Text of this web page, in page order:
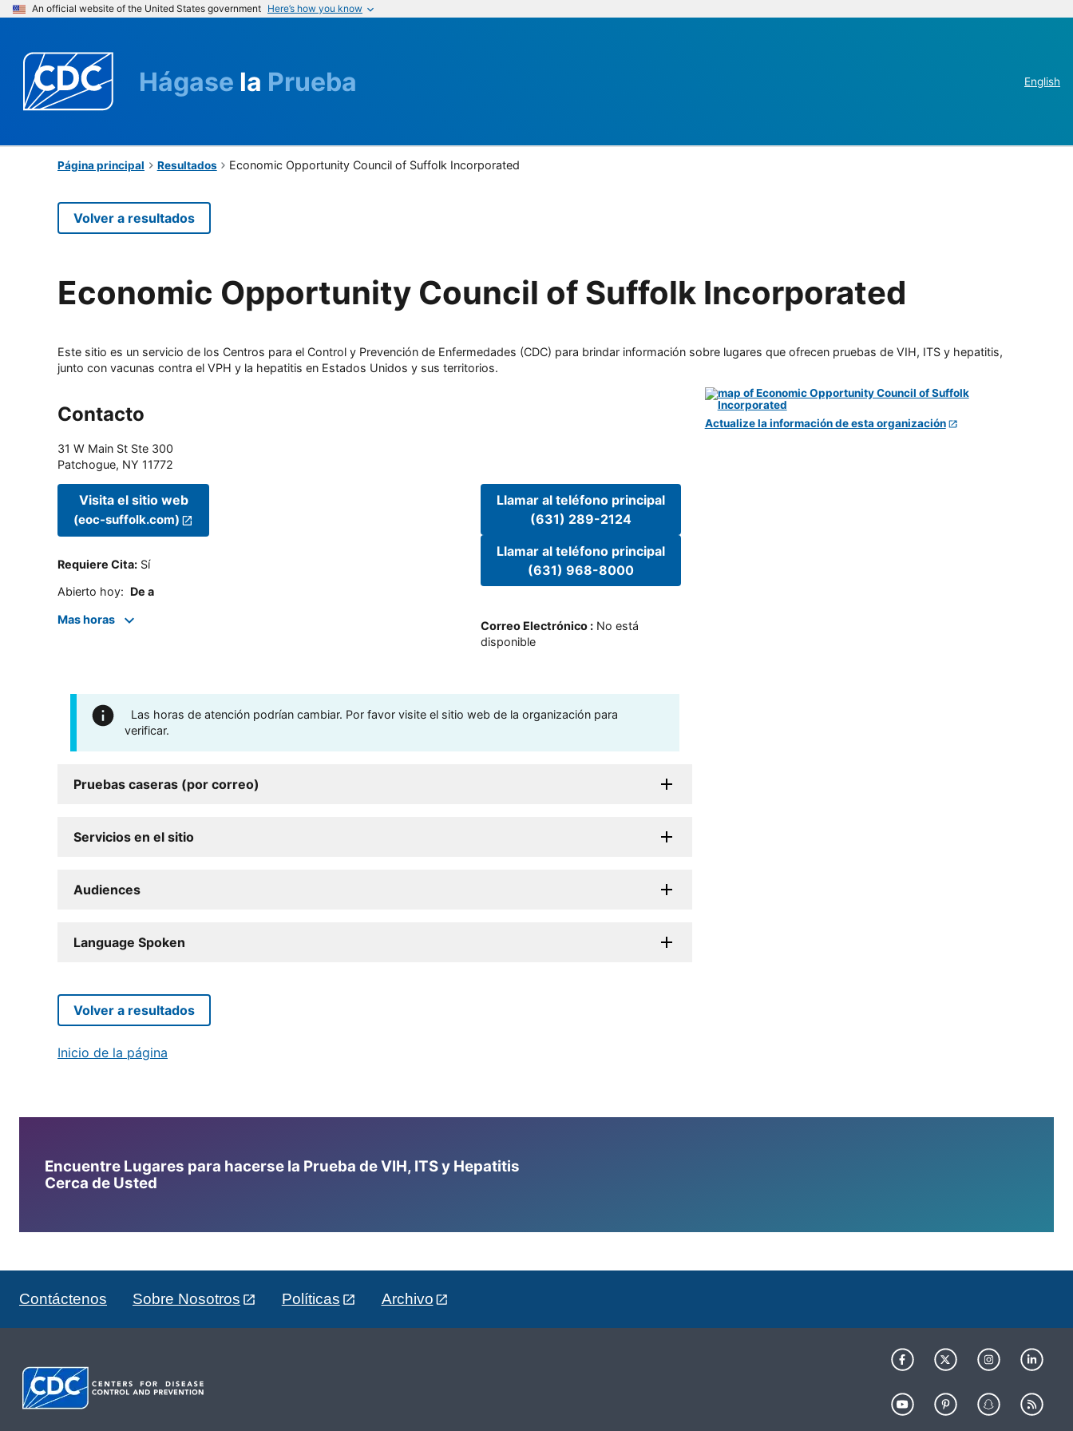
An official website of the United States government Here’s how you know
Hágase la Prueba English
Página principal Resultados Economic Opportunity Council of Suffolk Incorporated
Volver a resultados
Economic Opportunity Council of Suffolk Incorporated
Este sitio es un servicio de los Centros para el Control y Prevención de Enfermedades (CDC) para brindar información sobre lugares que ofrecen pruebas de VIH, ITS y hepatitis,
junto con vacunas contra el VPH y la hepatitis en Estados Unidos y sus territorios.
Contacto
31 W Main St Ste 300
Patchogue, NY 11772
Visita el sitio web
(eoc-suffolk.com)
Requiere Cita: Sí
Abierto hoy: De a
Mas horas
Llamar al teléfono principal
(631) 289-2124
Llamar al teléfono principal
(631) 968-8000
Correo Electrónico: No está
disponible
Las horas de atención podrían cambiar. Por favor visite el sitio web de la organización para
verificar.
Pruebas caseras (por correo)
Servicios en el sitio
Audiences
Language Spoken
Actualize la información de esta organización
Volver a resultados
Inicio de la página
Encuentre Lugares para hacerse la Prueba de VIH, ITS y Hepatitis
Cerca de Usted
Contáctenos Sobre Nosotros Políticas Archivo